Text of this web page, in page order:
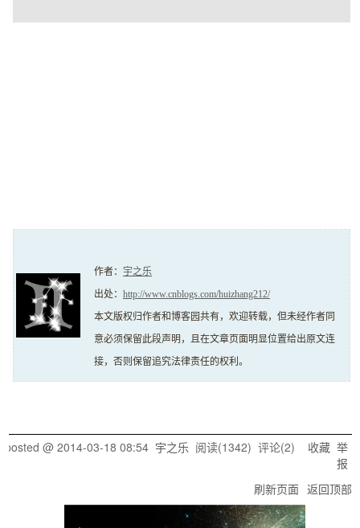
作者： 宇之乐
出处： http://www.cnblogs.com/huizhang212/
本文版权归作者和博客园共有，欢迎转载，但未经作者同
意必须保留此段声明，且在文章页面明显位置给出原文连
接，否则保留追究法律责任的权利。
posted @ 2014-03-18 08:54 宇之乐 阅读(1342) 评论(2) 收藏 举
报
刷新页面 返回顶部